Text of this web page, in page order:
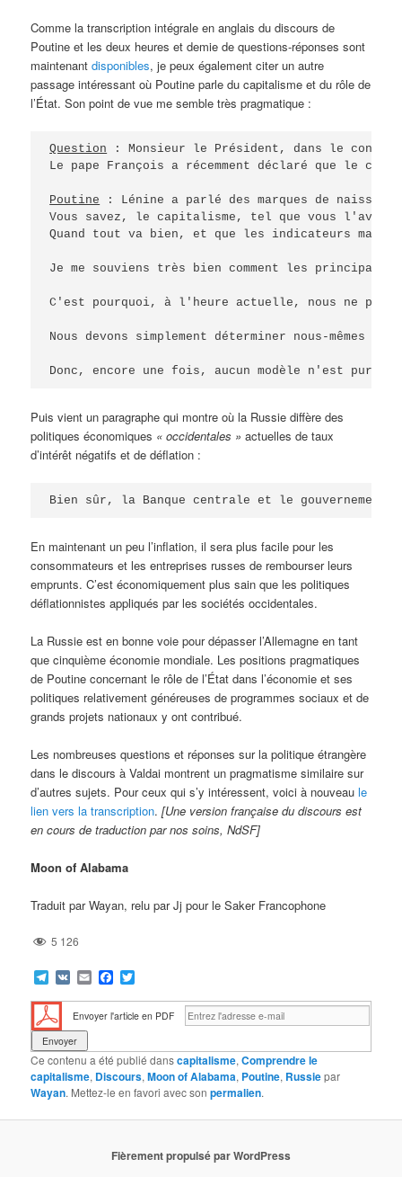
Comme la transcription intégrale en anglais du discours de
Poutine et les deux heures et demie de questions-réponses sont
maintenantdisponibles, je peux également citer un autre
passage intéressant où Poutine parle du capitalisme et du rôle de
l’État. Son point de vue me semble très pragmatique :
Question : Monsieur le Président, dans le
Le pape François a récemment déclaré que le
Poutine : Lénine a parlé des marques de
Vous savez, le capitalisme, tel que vous l'avez
Quand tout va bien, et que les indicateurs
Je me souviens très bien comment les
C'est pourquoi, à l'heure actuelle, nous ne
Nous devons simplement déterminer nous-
Donc, encore une fois, aucun modèle n'est pur
Puis vient un paragraphe qui montre où la Russie diffère des
politiques économiques « occidentales » actuelles de taux
d’intérêt négatifs et de déflation :
Bien sûr, la Banque centrale et le
En maintenant un peu l’inflation, il sera plus facile pour les
consommateurs et les entreprises russes de rembourser leurs
emprunts. C’est économiquement plus sain que les politiques
déflationnistes appliqués par les sociétés occidentales.
La Russie est en bonne voie pour dépasser l’Allemagne en tant
que cinquième économie mondiale. Les positions pragmatiques
de Poutine concernant le rôle de l’État dans l’économie et ses
politiques relativement généreuses de programmes sociaux et de
grands projets nationaux y ont contribué.
Les nombreuses questions et réponses sur la politique étrangère
dans le discours à Valdai montrent un pragmatisme similaire sur
d’autres sujets. Pour ceux qui s’y intéressent, voici à nouveaule
lien vers la transcription.[Une version française du discours est
en cours de traduction par nos soins, NdSF]
Moon of Alabama
Traduit par Wayan, relu par Jj pour le Saker Francophone
5 126
Telegram
VK EmailFacebook
Envoyer l'article en PDF
Ce contenu a été publié danscapitalisme,Comprendre le
capitalisme, Discours,Moon of Alabama, Poutine, Russiepar
Wayan. Mettez-le en favori avec sonpermalien.
Fièrement propulsé par WordPress